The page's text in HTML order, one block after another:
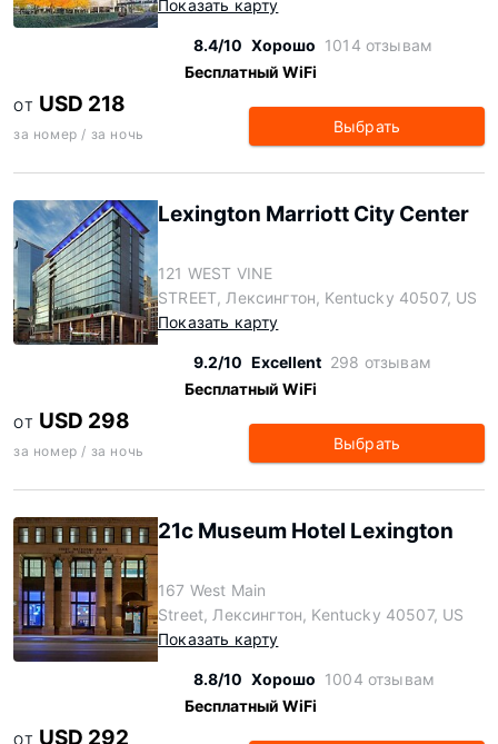
Показать карту
8.4/10 Хорошо 1014 отзывам
Бесплатный WiFi
ОТ USD 218
за номер / за ночь Выбрать
Lexington Marriott City Center
121 WEST VINE
STREET, Лексингтон, Kentucky 40507, US
Показать карту
9.2/10 Excellent 298 отзывам
Бесплатный WiFi
ОТ USD 298
за номер / за ночь Выбрать
21c Museum Hotel Lexington
167 West Main
Street, Лексингтон, Kentucky 40507, US
Показать карту
8.8/10 Хорошо 1004 отзывам
Бесплатный WiFi
ОТ USD 292